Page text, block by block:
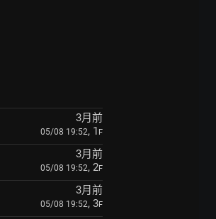
3月前
05/08 19:52, 1 F
3月前
05/08 19:52, 2F
3月前
05/08 19:52, 3F